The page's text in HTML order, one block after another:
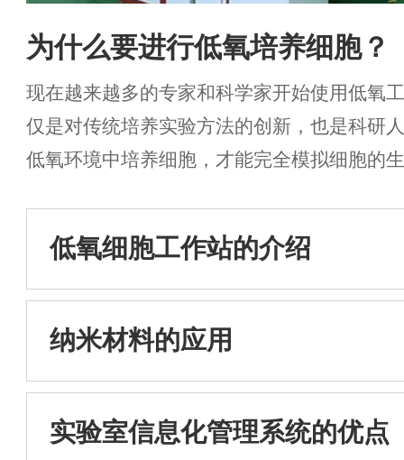
为什么要进行低氧培养细胞？
现在越来越多的专家和科学家开始使用低氧
仅是对传统培养实验方法的创新，也是科研
低氧环境中培养细胞，才能完全模拟细胞的
低氧细胞工作站的介绍
纳米材料的应用
实验室信息化管理系统的优点